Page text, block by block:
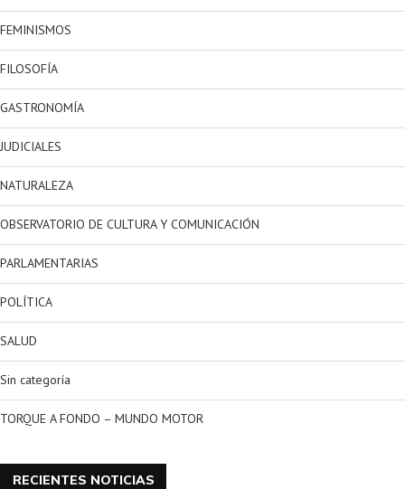
FEMINISMOS
FILOSOFÍA
GASTRONOMÍA
JUDICIALES
NATURALEZA
OBSERVATORIO DE CULTURA Y COMUNICACIÓN
PARLAMENTARIAS
POLÍTICA
SALUD
Sin categoría
TORQUE A FONDO – MUNDO MOTOR
RECIENTES NOTICIAS